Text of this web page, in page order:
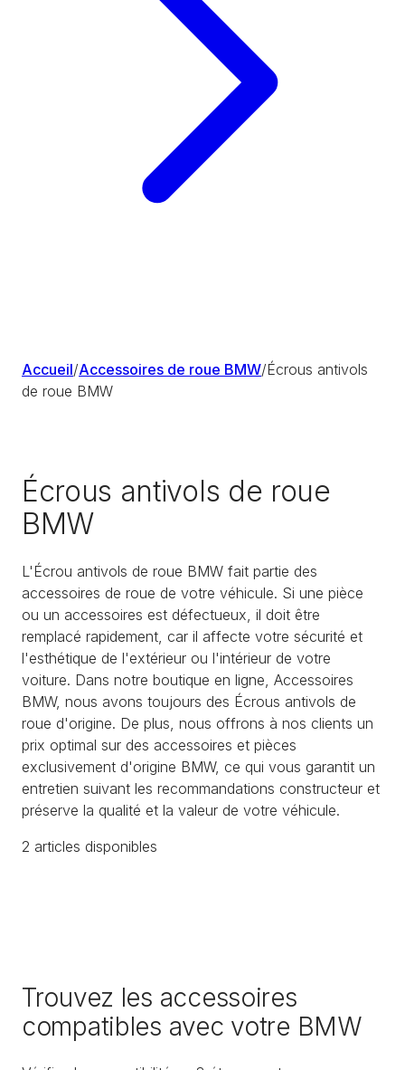
Accueil/Accessoires de roue BMW/Écrous antivols
de roue BMW
Écrous antivols de roue
BMW
L'Écrou antivols de roue BMW fait partie des
accessoires de roue de votre véhicule. Si une pièce
ou un accessoires est défectueux, il doit être
remplacé rapidement, car il affecte votre sécurité et
l'esthétique de l'extérieur ou l'intérieur de votre
voiture. Dans notre boutique en ligne, Accessoires
BMW, nous avons toujours des Écrous antivols de
roue d'origine. De plus, nous offrons à nos clients un
prix optimal sur des accessoires et pièces
exclusivement d'origine BMW, ce qui vous garantit un
entretien suivant les recommandations constructeur et
préserve la qualité et la valeur de votre véhicule.
2 articles disponibles
Trouvez les accessoires
compatibles avec votre BMW